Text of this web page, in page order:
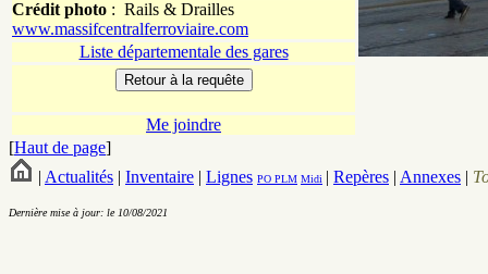
Crédit photo : Rails & Drailles
www.massifcentralferroviaire.com
Liste départementale des gares
Me joindre
[Haut de page]
| Actualités | Inventaire | Lignes PO PLM Midi | Repères | Annexes |
Dernière mise à jour: le 10/08/2021